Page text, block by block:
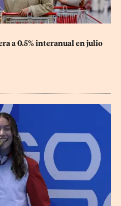
a 0.5% interanual en julio